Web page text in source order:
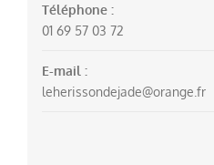
Téléphone :
01 69 57 03 72
E-mail :
leherissondejade@orange.fr